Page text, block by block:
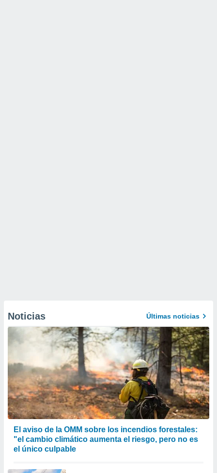
Noticias Últimas noticias
El aviso de la OMM sobre los incendios forestales:
"el cambio climático aumenta el riesgo, pero no es
el único culpable